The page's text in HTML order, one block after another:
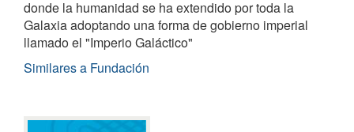
donde la humanidad se ha extendido por toda la
Galaxia adoptando una forma de gobierno imperial
llamado el "Imperio Galáctico"
Similares a Fundación